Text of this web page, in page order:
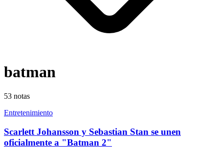
batman
53 notas
Entretenimiento
Scarlett Johansson y Sebastian Stan se unen
oficialmente a "Batman 2"